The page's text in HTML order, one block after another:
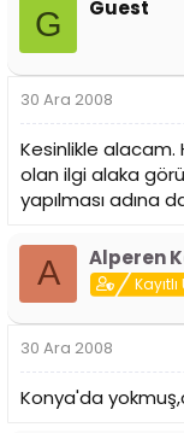
G Guest
30 Ara 2008
Kesinlikle alacam.
olan ilgi alaka
yapılması adına
A Alperen
Kayıtlı
30 Ara 2008
Konya'da